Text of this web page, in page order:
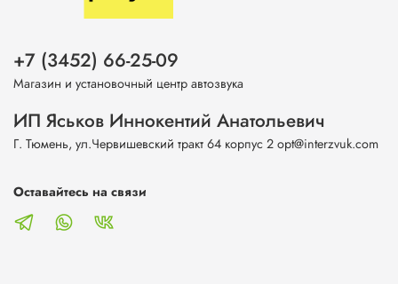
+7 (3452) 66-25-09
Магазин и установочный центр автозвука
ИП Яськов Иннокентий Анатольевич
Г. Тюмень, ул.Червишевский тракт 64 корпус 2 opt@interzvuk.com
Оставайтесь на связи